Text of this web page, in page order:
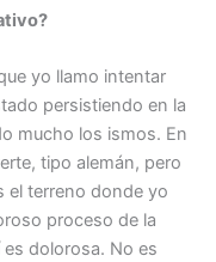
yo llamo intentar
persistiendo en la
mucho los ismos. En
tipo alemán, pero
el terreno donde yo
proceso de la
dolorosa. No es